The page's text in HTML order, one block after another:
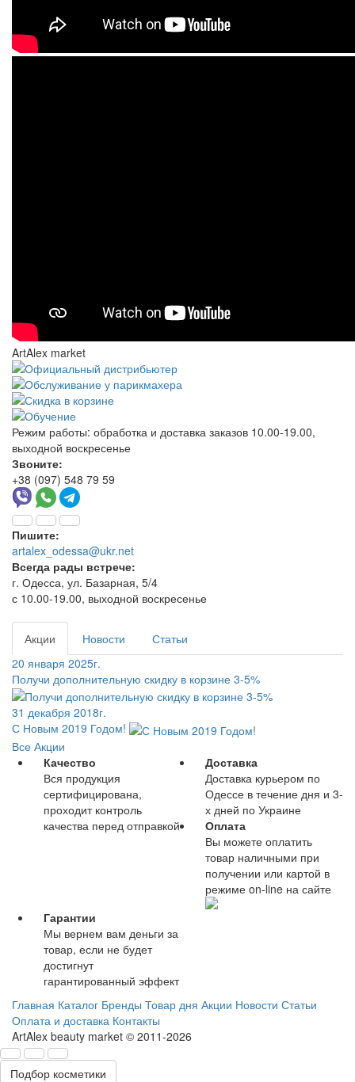
ArtAlex market
Режим работы: обработка и доставка заказов 10.00-19.00,
выходной воскресенье
Звоните:
+38 (097) 548 79 59
Пишите:
artalex_odessa@ukr.net
Всегда рады встрече:
г. Одесса, ул. Базарная, 5/4
с 10.00-19.00, выходной воскресенье
Акции Новости
Статьи
20 января 2025г.
Получи дополнительную скидку в корзине 3-5%
31 декабря 2018г.
С Новым 2019 Годом!
Все Акции
Качество
Вся продукция
сертифицирована,
проходит контроль
качества перед отправкой
Доставка
Доставка курьером по
Одессе в течение дня и 3-
х дней по Украине
Оплата
Вы можете оплатить
товар наличными при
получении или картой в
режиме on-line на сайте
Гарантии
Мы вернем вам деньги за
товар, если не будет
достигнут
гарантированный эффект
Главная Каталог Бренды Товар дня Акции Новости Статьи
Оплата и доставка Контакты
ArtAlex beauty market © 2011-2026
Подбор косметики